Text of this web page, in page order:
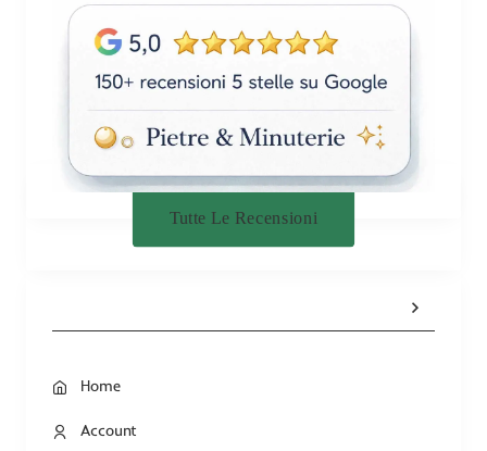
Tutte Le Recensioni
Home
Account